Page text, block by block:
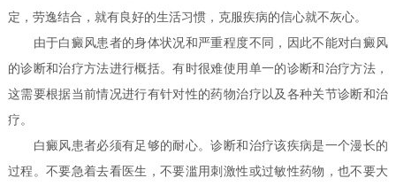
定，劳逸结合，就有良好的生活习惯，克服疾病的信心就不灰心。
由于白癜风患者的身体状况和严重程度不同，因此不能对白癜风
的诊断和治疗方法进行概括。有时很难使用单一的诊断和治疗方法，
这需要根据当前情况进行有针对性的药物治疗以及各种关节诊断和治
疗。
白癜风患者必须有足够的耐心。诊断和治疗该疾病是一个漫长的
过程。不要急着去看医生，不要滥用刺激性或过敏性药物，也不要大